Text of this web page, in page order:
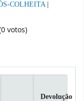
COLHEITA
votos)
Devolução